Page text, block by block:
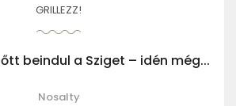
GRILLEZZ!
beindul a Sziget – idén még...
Nosalty